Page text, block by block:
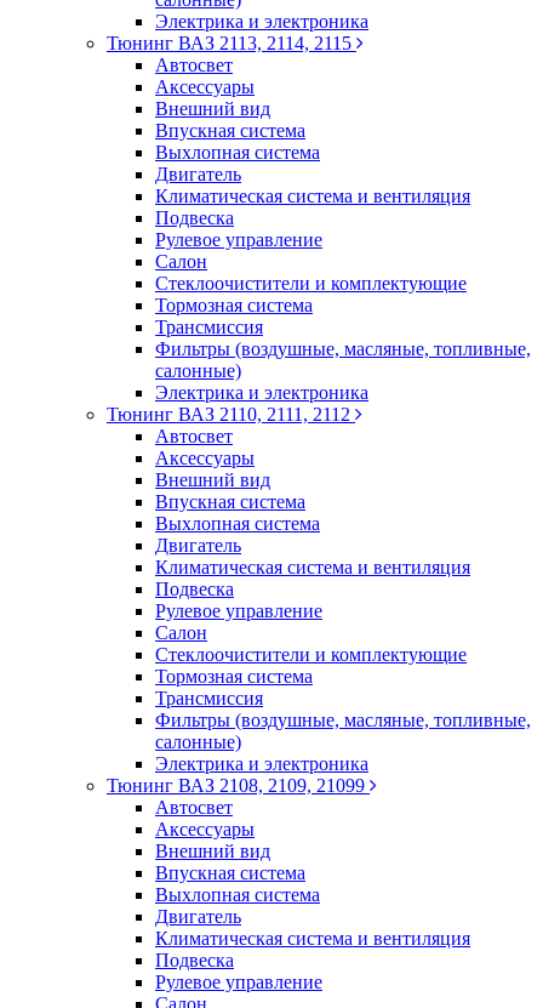
Электрика и электроника
Тюнинг ВАЗ 2113, 2114, 2115
Автосвет
Аксессуары
Внешний вид
Впускная система
Выхлопная система
Двигатель
Климатическая система и вентиляция
Подвеска
Рулевое управление
Салон
Стеклоочистители и комплектующие
Тормозная система
Трансмиссия
Фильтры (воздушные, масляные, топливные,
салонные)
Электрика и электроника
Тюнинг ВАЗ 2110, 2111, 2112
Автосвет
Аксессуары
Внешний вид
Впускная система
Выхлопная система
Двигатель
Климатическая система и вентиляция
Подвеска
Рулевое управление
Салон
Стеклоочистители и комплектующие
Тормозная система
Трансмиссия
Фильтры (воздушные, масляные, топливные,
салонные)
Электрика и электроника
Тюнинг ВАЗ 2108, 2109, 21099
Автосвет
Аксессуары
Внешний вид
Впускная система
Выхлопная система
Двигатель
Климатическая система и вентиляция
Подвеска
Рулевое управление
Салон